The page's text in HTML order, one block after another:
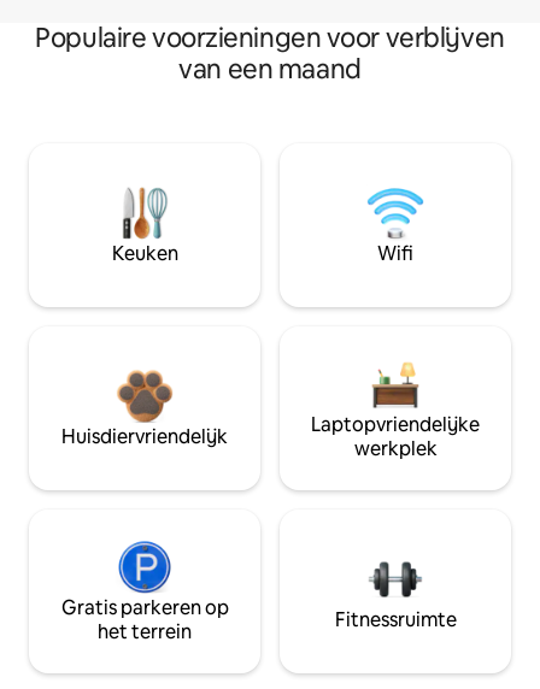
Populaire voorzieningen voor verblijven
van een maand
Keuken Wifi
Huisdiervriendelijk
Laptopvriendelijke
werkplek
Gratis parkeren op
het terrein
Fitnessruimte